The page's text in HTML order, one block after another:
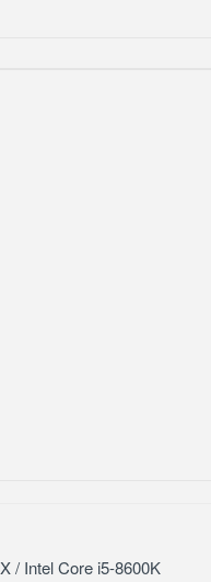
/ Intel Core i5-8600K